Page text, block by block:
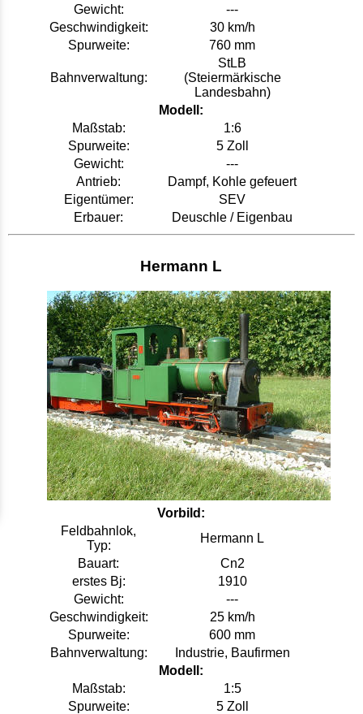
Gewicht:
---
Geschwindigkeit:
30 km/h
Spurweite:
760 mm
Bahnverwaltung:
StLB
(Steiermärkische
Landesbahn)
Modell:
Maßstab:
1:6
Spurweite:
5 Zoll
Gewicht:
---
Antrieb:
Dampf, Kohle gefeuert
Eigentümer:
SEV
Erbauer:
Deuschle / Eigenbau
Hermann L
Vorbild:
Feldbahnlok,
Typ:
Hermann L
Bauart:
Cn2
erstes Bj:
1910
Gewicht:
---
Geschwindigkeit:
25 km/h
Spurweite:
600 mm
Bahnverwaltung:
Industrie, Baufirmen
Modell:
Maßstab:
1:5
Spurweite:
5 Zoll